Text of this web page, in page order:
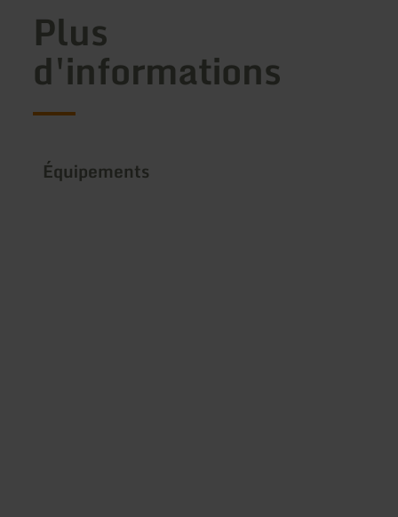
Plus
d'informations
Équipements